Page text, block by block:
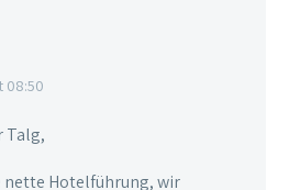
08:50
Talg,
nette Hotelführung, wir